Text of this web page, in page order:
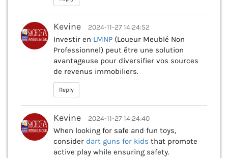
Kevine 2024-11-27 14:24:52
Investir en LMNP (Loueur Meublé Non
Professionnel) peut être une solution
avantageuse pour diversifier vos sources
de revenus immobiliers.
Reply
Kevine 2024-11-27 14:24:40
When looking for safe and fun toys,
consider dart guns for kids that promote
active play while ensuring safety.